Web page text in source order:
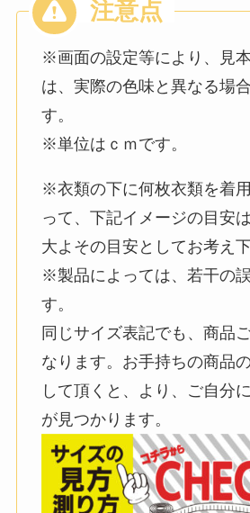
※画面の設定等により、見
は、実際の色味と異なる場
す。
※単位はｃｍです。
※衣類の下に何枚衣類を着
って、下記イメージの目安
大よその目安としてお考え下
※製品によっては、若干の
す。
同じサイズ表記でも、商品
なります。お手持ちの商品
して頂くと、より、ご自分
が見つかります。